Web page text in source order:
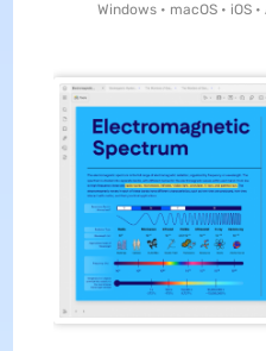
Windows • macOS • iOS